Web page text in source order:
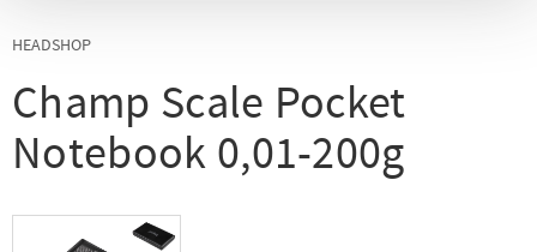
HEADSHOP
Champ Scale Pocket
Notebook 0,01-200g